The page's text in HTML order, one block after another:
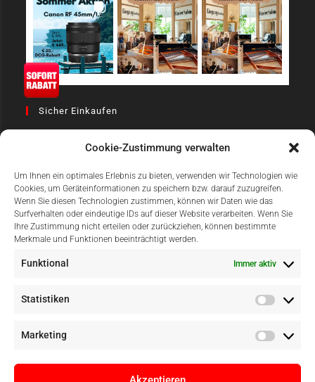
Cookie-Zustimmung verwalten
Um Ihnen ein optimales Erlebnis zu bieten, verwenden wir Technologien wie
Cookies, um Geräteinformationen zu speichern bzw. darauf zuzugreifen.
Wenn Sie diesen Technologien zustimmen, können wir Daten wie das
Surfverhalten oder eindeutige IDs auf dieser Website verarbeiten. Wenn Sie
Ihre Zustimmung nicht erteilen oder zurückziehen, können bestimmte
Merkmale und Funktionen beeinträchtigt werden.
Funktional Immer aktiv
Statistiken
Marketing
Sicher Einkaufen
Einfach Online Bezahlen